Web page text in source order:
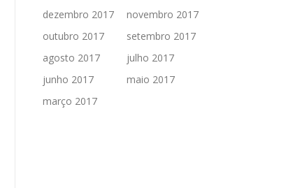
dezembro 2017
novembro 2017
outubro 2017
setembro 2017
agosto 2017
julho 2017
junho 2017
maio 2017
março 2017